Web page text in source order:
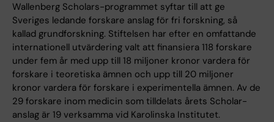
Wallenberg Scholars-programmet syftar till att ge
Sveriges ledande forskare anslag för fri forskning, så
kallad grundforskning. Stiftelsen har efter en omfattande
internationell utvärdering valt att finansiera 118 forskare
under fem år med upp till 18 miljoner kronor vardera för
forskare i teoretiska ämnen och upp till 20 miljoner
kronor vardera för forskare i experimentella ämnen. Av de
29 forskare inom medicin som tilldelats årets Scholar-
anslag är 19 verksamma vid Karolinska Institutet.